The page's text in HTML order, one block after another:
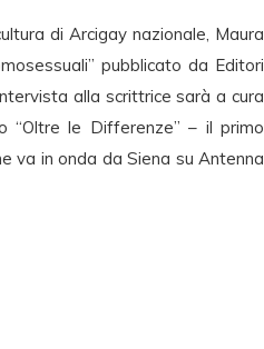
di Arcigay nazionale, Maura
pubblicato da Editori
alla scrittrice sarà a cura
“Oltre le Differenze” – il primo
va in onda da Siena su Antenna